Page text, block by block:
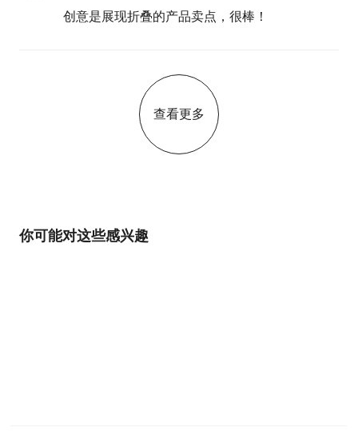
创意是展现折叠的产品卖点，很棒！
查看更多
你可能对这些感兴趣